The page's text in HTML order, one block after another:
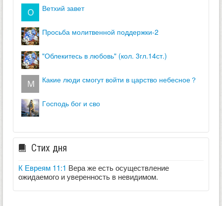
ветхий завет
просьба молитвенной поддержки-2
"облекитесь в любовь" (кол. 3гл.14ст.)
какие люди смогут войти в царство небесное？
господь бог и сво
Стих дня
К Евреям 11:1 Вера же есть осуществление
ожидаемого и уверенность в невидимом.